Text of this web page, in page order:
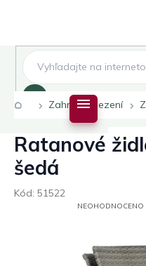
DomůZahradní sezení
Ratanové
šedá
Kód: 51522
PRŮMĚRNÉNEOHODNOCENO